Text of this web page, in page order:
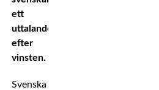
ett
uttalande
efter
vinsten.
Svenska